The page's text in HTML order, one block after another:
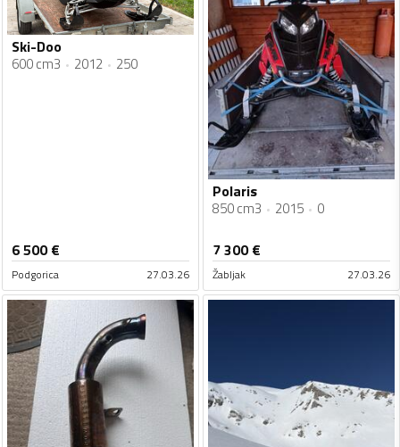
Ski-Doo
600 cm3 2012 250
6 500€
Podgorica 27.03.26
Polaris
850 cm3 2015 0
7 300€
Žabljak 27.03.26